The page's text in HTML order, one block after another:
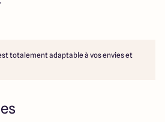
totalement adaptable à vos envies et